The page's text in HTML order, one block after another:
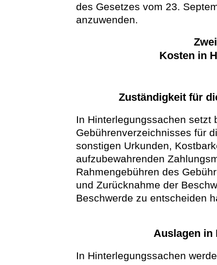
des Gesetzes vom 23.
anzuwenden.
Kosten in
Zuständigkeit für
In Hinterlegungssachen setzt
Gebührenverzeichnisses für
sonstigen Urkunden,
aufzubewahrenden
Rahmengebühren des
und Zurücknahme der
Beschwerde zu entscheiden
Auslagen in
In Hinterlegungssachen